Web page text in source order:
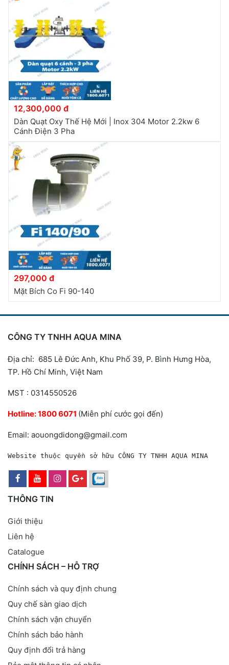
12,300,000 đ
Dàn Quạt Oxy Thế Hệ Mới | Inox 304 Motor 2.2kw 6
Cánh Điện 3 Pha
297,000 đ
Mặt Bích Co Fi 90-140
CÔNG TY TNHH AQUA MINA
Địa chỉ: 685 Lê Đức Anh, Khu Phố 39, P. Bình Hưng Hòa,
TP. Hồ Chí Minh, Việt Nam
MST : 0314550526
Hotline:1800 6071 (Miễn phí cước gọi đến)
Email: aouongdidong@gmail.com
Website thuộc quyền sở hữu CÔNG TY TNHH AQUA MINA
THÔNG TIN
Giới thiệu
Liên hệ
Catalogue
CHÍNH SÁCH – HỖ TRỢ
Chính sách và quy định chung
Quy chế sàn giao dịch
Chính sách vận chuyển
Chính sách bảo hành
Quy định đổi trả hàng